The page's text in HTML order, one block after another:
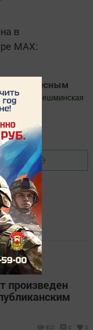
в
MАХ:
интересным
Шешминская
произведен
920 0 0